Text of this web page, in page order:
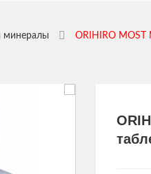
минералы
ORIHIRO MOST